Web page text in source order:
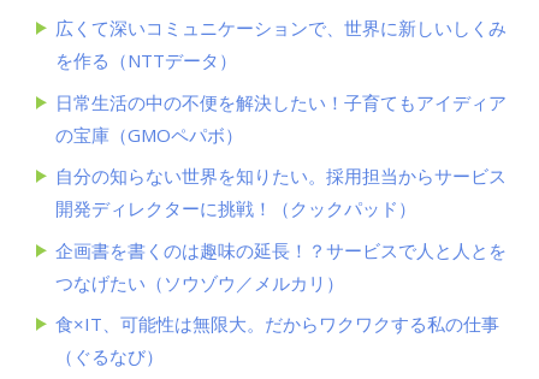
広くて深いコミュニケーションで、世界に新しいしくみ
を作る（NTTデータ）
日常生活の中の不便を解決したい！子育てもアイディア
の宝庫（GMOペパボ）
自分の知らない世界を知りたい。採用担当からサービス
開発ディレクターに挑戦！（クックパッド）
企画書を書くのは趣味の延長！？サービスで人と人とを
つなげたい（ソウゾウ／メルカリ）
食×IT、可能性は無限大。だからワクワクする私の仕事
（ぐるなび）